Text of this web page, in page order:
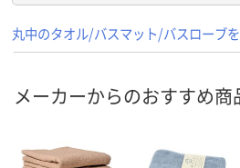
丸中のタオル/バスマット/バスローブ
メーカーからのおすすめ商